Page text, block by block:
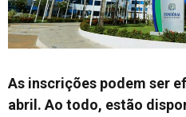
As inscrições podem ser
abril. Ao todo, estão